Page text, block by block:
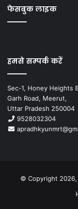
फेसबुक लाइक
हमसे सम्पर्क करें
Sec-1, Honey Heights
Garh Road, Meerut,
Uttar Pradesh 250004
9528032304
© Copyright